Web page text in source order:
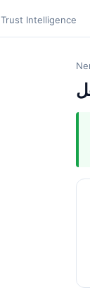
Trust Intelligence